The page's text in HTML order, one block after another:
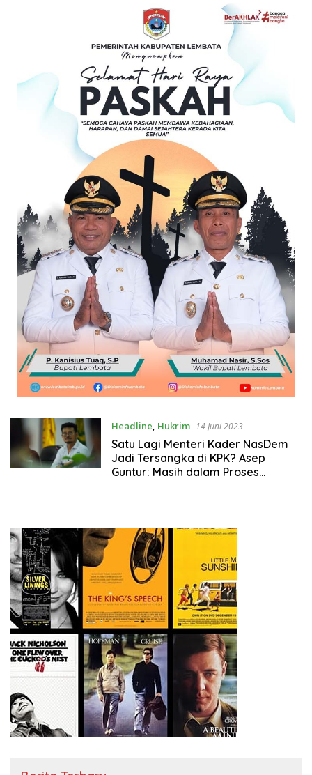
Headline, Hukrim 14 Juni 2023
Satu Lagi Menteri Kader NasDem
Jadi Tersangka di KPK? Asep
Guntur: Masih dalam Proses